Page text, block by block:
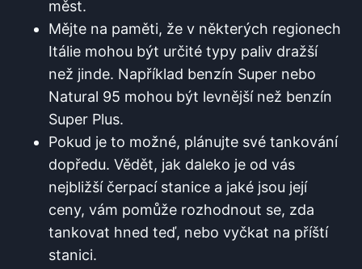
⁢měst.
Mějte na paměti, že v některých ⁤regionech
Itálie mohou být určité typy paliv dražší
než jinde. Například benzín Super nebo
Natural 95 mohou být levnější než benzín
Super Plus.
Pokud je to‌ možné, plánujte své tankování
dopředu. Vědět, ⁢jak daleko je od‌ vás
nejbližší čerpací stanice‌ a jaké jsou její
ceny, vám pomůže rozhodnout se, zda‌
tankovat​ hned teď,‌ nebo vyčkat na příští⁢
stanici.